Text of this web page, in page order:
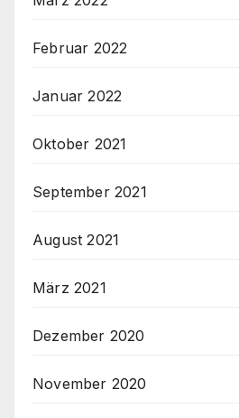
Februar 2022
Januar 2022
Oktober 2021
September 2021
August 2021
März 2021
Dezember 2020
November 2020